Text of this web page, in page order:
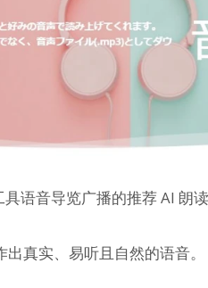
语音导览广播的推荐 AI 朗读
真实、易听且自然的语音。